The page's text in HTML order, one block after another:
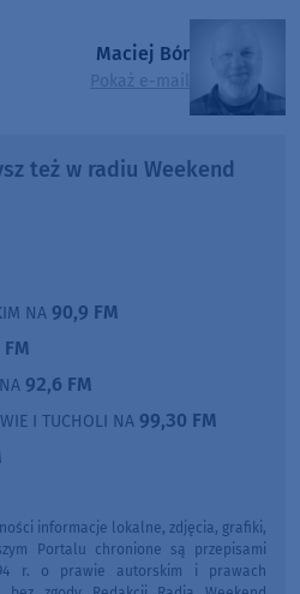
Maciej Bór
Pokaż e-mail
też w radiu Weekend
NA 90,9 FM
92,6 FM
I TUCHOLI NA 99,30 FM
informacje lokalne, zdjęcia, grafiki,
Portalu chronione są przepisami
r. o prawie autorskim i prawach